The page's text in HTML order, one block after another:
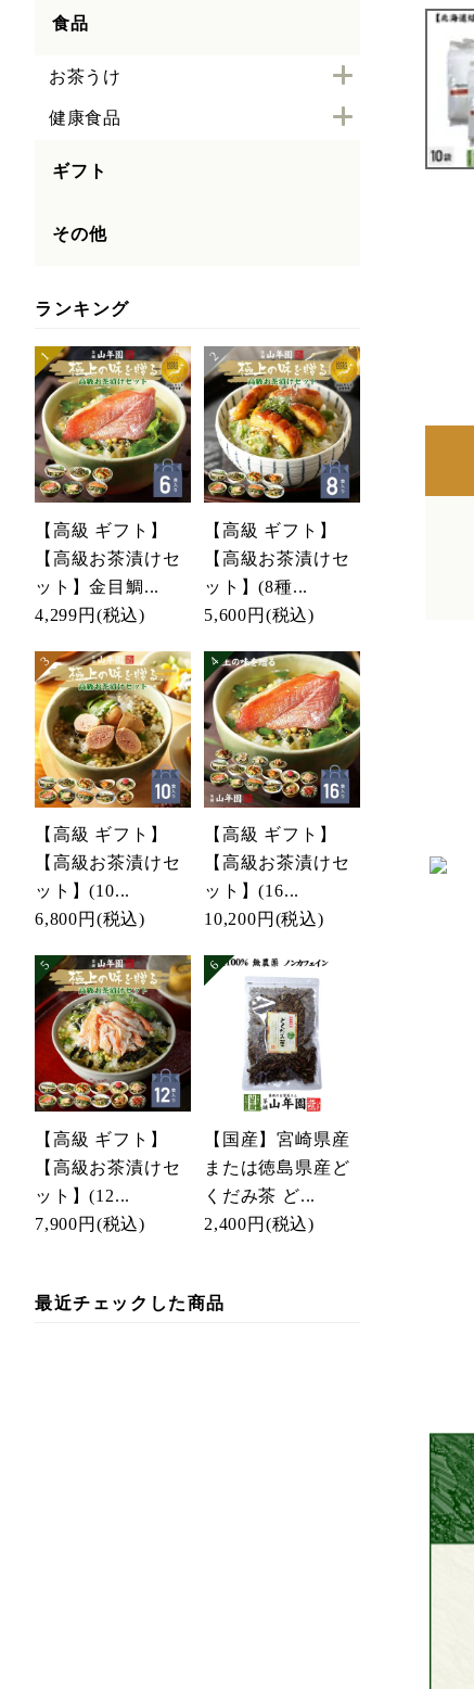
食品
お茶うけ
健康食品
ギフト
その他
ランキング
【高級 ギフト】
【高級お茶漬けセ
ット】金目鯛...
4,299円 (税込)
【高級 ギフト】
【高級お茶漬けセ
ット】(8種...
5,600円 (税込)
【高級 ギフト】
【高級お茶漬けセ
ット】(10...
6,800円 (税込)
【高級 ギフト】
【高級お茶漬けセ
ット】(16...
10,200円 (税込)
【高級 ギフト】
【高級お茶漬けセ
ット】(12...
7,900円 (税込)
【国産】宮崎県産
または徳島県産ど
くだみ茶 ど...
2,400円 (税込)
最近チェックした商品